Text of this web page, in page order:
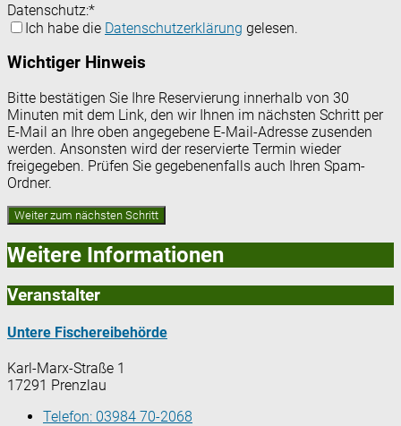
Datenschutz:*
Ich habe die Datenschutzerklärung gelesen.
Wichtiger Hinweis
Bitte bestätigen Sie Ihre Reservierung innerhalb von 30
Minuten mit dem Link, den wir Ihnen im nächsten Schritt per
E-Mail an Ihre oben angegebene E-Mail-Adresse zusenden
werden. Ansonsten wird der reservierte Termin wieder
freigegeben. Prüfen Sie gegebenenfalls auch Ihren Spam-
Ordner.
Weitere Informationen
Veranstalter
Untere Fischereibehörde
Karl-Marx-Straße 1
17291 Prenzlau
Telefon: 03984 70-2068